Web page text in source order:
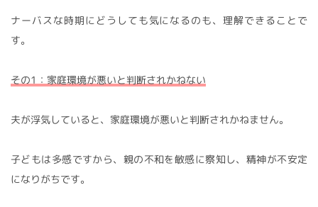
ナーバスな時期にどうしても気になるのも、理解できることで
す。
その1：家庭環境が悪いと判断されかねない
夫が浮気していると、家庭環境が悪いと判断されかねません。
子どもは多感ですから、親の不和を敏感に察知し、精神が不安定
になりがちです。